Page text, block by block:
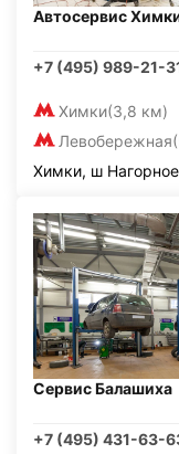
Автосервис
+7 (495) 989-21-
Химки(3,8 км)
Левобережная
Химки, ш
Сервис Балашиха
+7 (495) 431-63-